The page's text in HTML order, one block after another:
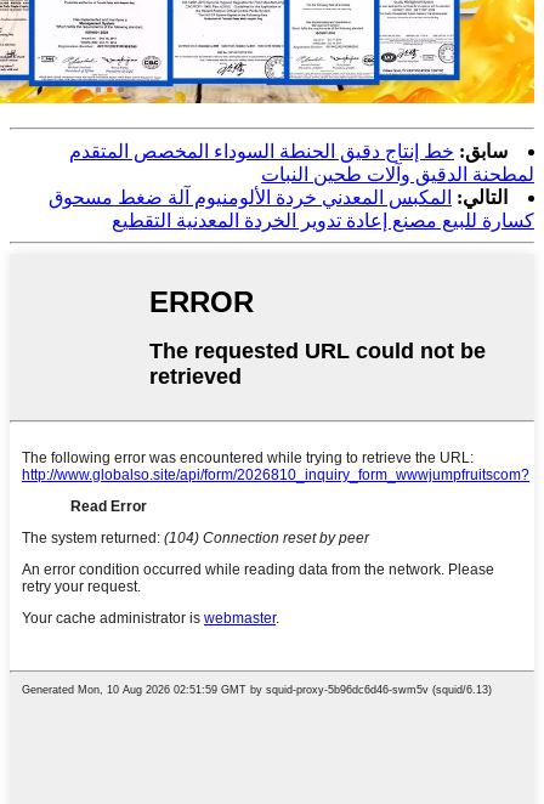
سابق: خط إنتاج دقيق الحنطة السوداء المخصص المتقدم
لمطحنة الدقيق وآلات طحين النبات
التالي: المكبس المعدني خردة الألومنيوم آلة ضغط مسحوق
كسارة للبيع مصنع إعادة تدوير الخردة المعدنية التقطيع